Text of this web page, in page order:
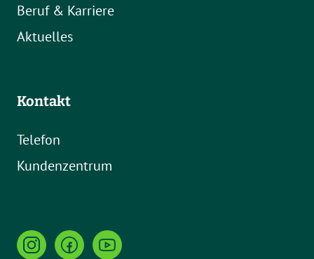
Beruf & Karriere
Aktuelles
Kontakt
Telefon
Kundenzentrum